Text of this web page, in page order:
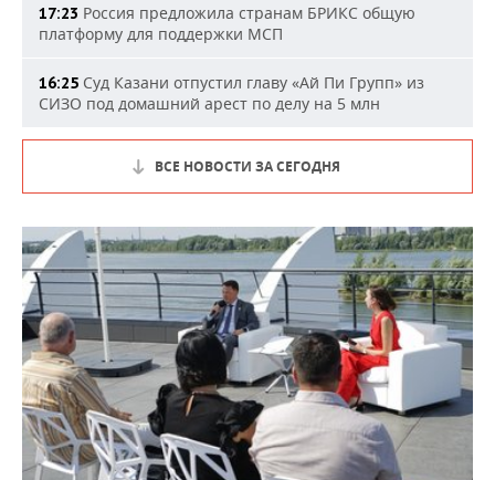
17:23 Россия предложила странам БРИКС общую
платформу для поддержки МСП
16:25 Суд Казани отпустил главу «Ай Пи Групп» из
СИЗО под домашний арест по делу на 5 млн
ВСЕ НОВОСТИ ЗА СЕГОДНЯ